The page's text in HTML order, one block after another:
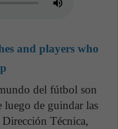
and players who
del fútbol son
luego de guindar las
Técnica,